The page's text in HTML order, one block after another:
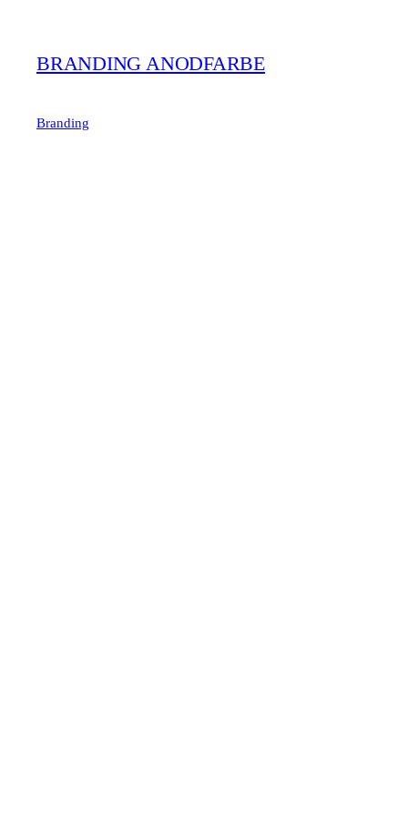
BRANDING ANODFARBE
Branding